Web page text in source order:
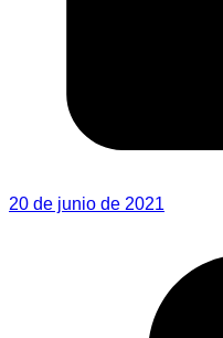
20 de junio de 2021